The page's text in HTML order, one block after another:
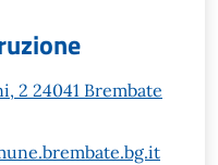
2 24041 Brembate